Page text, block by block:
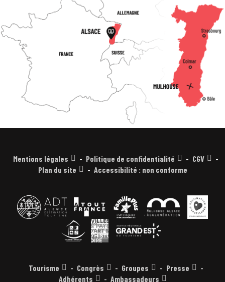
Mentions légales Politique de confidentialité
CGV
Plan du site
Accessibilité : non conforme
Tourisme Congrès Groupes
Presse
Adhérents
Ambassadeurs